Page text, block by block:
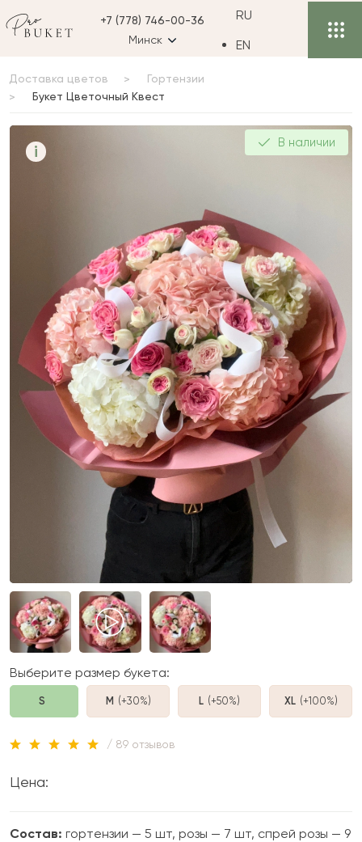
+7 (778) 746-00-36
Минск
RU
EN
Доставка цветов
Гортензии
Букет Цветочный Квест
i
Букет Цветочный Квест В наличии
Выберите размер букета:
S M (+30%) L (+50%) XL (+100%)
/ 89 отзывов
Цена:
Состав: гортензии — 5 шт, розы — 7 шт, спрей розы — 9